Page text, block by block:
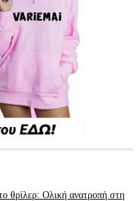
θρίλερ: Ολική ανατροπή στη